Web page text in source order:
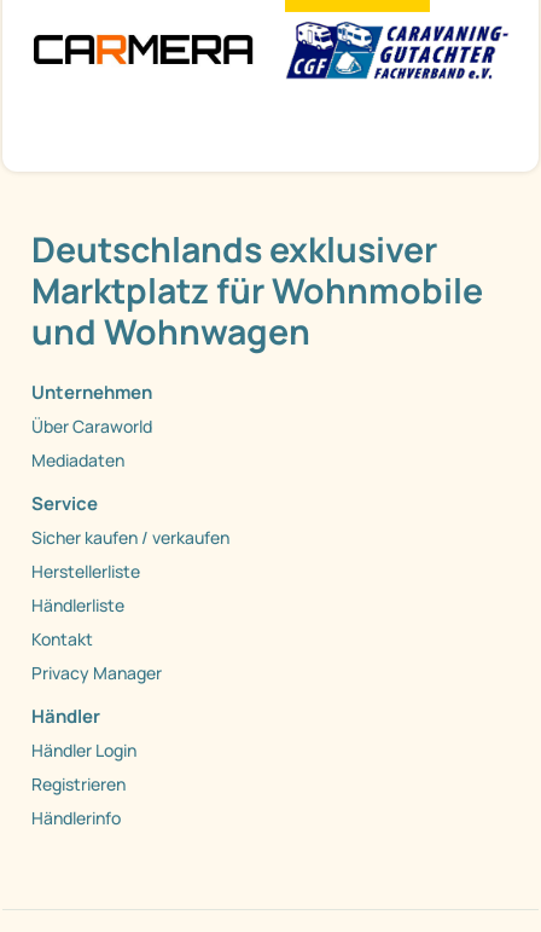
Deutschlands exklusiver
Marktplatz für Wohnmobile
und Wohnwagen
Unternehmen
Über Caraworld
Mediadaten
Service
Sicher kaufen / verkaufen
Herstellerliste
Händlerliste
Kontakt
Privacy Manager
Händler
Händler Login
Registrieren
Händlerinfo